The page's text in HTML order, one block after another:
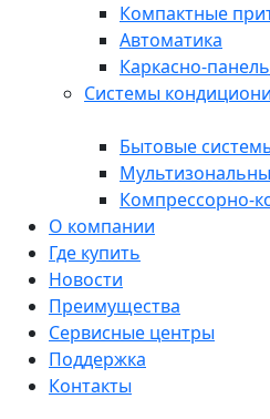
Компактные
Автоматика
Каркасно-
Системы
Бытовые
Компрессорно-
О компании
Где купить
Новости
Преимущества
Сервисные центры
Поддержка
Контакты